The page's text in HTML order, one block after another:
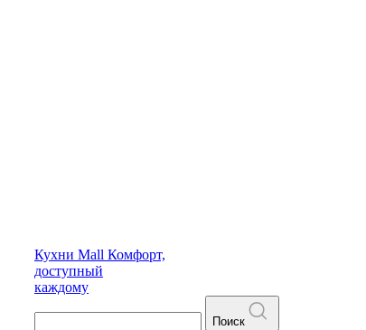
Кухни Mall Комфорт,
доступный
каждому
Поиск